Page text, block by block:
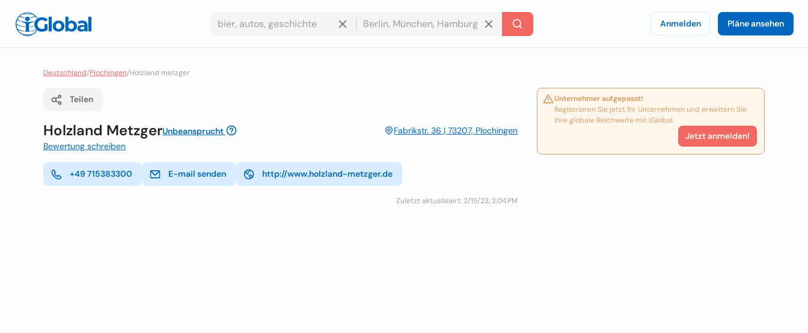
Anmelden Pläne ansehen
Deutschland/Plochingen/Holzland metzger
Teilen
Holzland MetzgerUnbeansprucht
Fabrikstr. 36 | 73207, Plochingen
Bewertung schreiben
+49 715383300 E-mail senden http://www.holzland-metzger.de
Zuletzt aktualisiert: 2/15/23, 2:04 PM
Unternehmer aufgepasst!
Registrieren Sie jetzt Ihr Unternehmen und erweitern Sie
Ihre globale Reichweite mit iGlobal.
Jetzt anmelden!